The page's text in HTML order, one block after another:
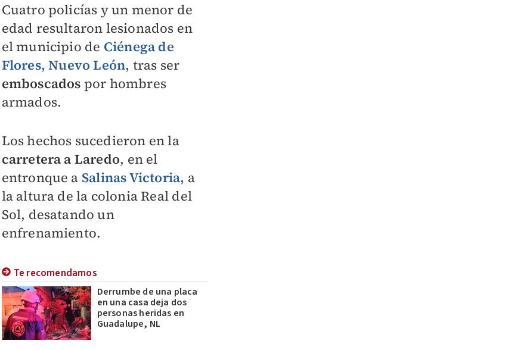
Cuatro policías y un menor de
edad resultaron lesionados en
el municipio de Ciénega de
Flores, Nuevo León, tras ser
emboscados por hombres
armados.
Los hechos sucedieron en la
carretera a Laredo, en el
entronque a Salinas Victoria, a
la altura de la colonia Real del
Sol, desatando un
enfrenamiento.
Te recomendamos
Derrumbe de una placa
en una casa deja dos
personas heridas en
Guadalupe, NL